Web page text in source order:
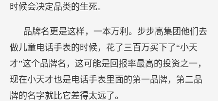
时候会决定品类的生死。
品牌名更是这样，一本万利。步步高集团他们去
做儿童电话手表的时候，花了三百万买下了“小天
才”这个品牌名，这可能是回报率最高的投资之一，
现在小天才也是电话手表里面的第一品牌，第二品
牌的名字就比它差得太远了。